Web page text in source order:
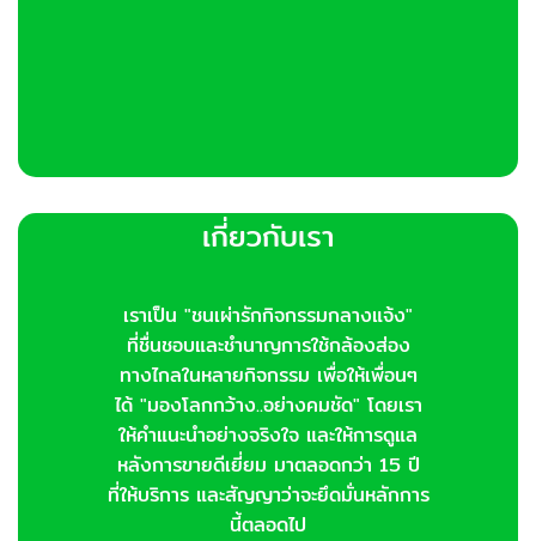
เกี่ยวกับเรา
เราเป็น "ชนเผ่ารักกิจกรรมกลางแจ้ง"
ที่ชื่นชอบและชำนาญการใช้กล้องส่อง
ทางไกลในหลายกิจกรรม เพื่อให้เพื่อนๆ
ได้ "มองโลกกว้าง..อย่างคมชัด" โดยเรา
ให้คำแนะนำอย่างจริงใจ และให้การดูแล
หลังการขายดีเยี่ยม มาตลอดกว่า 15 ปี
ที่ให้บริการ และสัญญาว่าจะยึดมั่นหลักการ
นี้ตลอดไป